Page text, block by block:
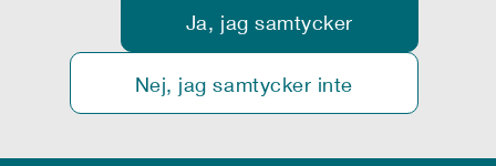
Ja, jag samtycker
Nej, jag samtycker inte